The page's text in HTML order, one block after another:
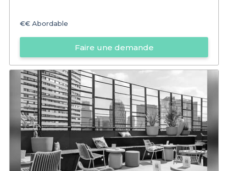
€€ Abordable
Faire une demande